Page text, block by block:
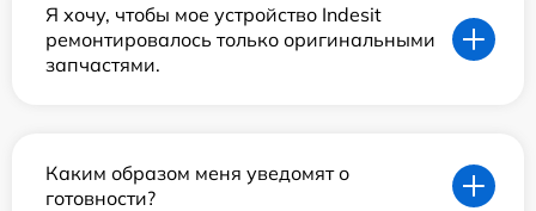
Я хочу, чтобы мое устройство Indesit
ремонтировалось только оригинальными
запчастями.
Каким образом меня уведомят о
готовности?